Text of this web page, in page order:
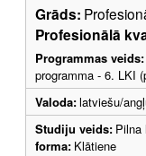
Grāds:
Profesionālā
Programmas veids:
programma - 6. LKI
Valoda:latviešu/
Studiju veids: Pilna
forma: Klātiene